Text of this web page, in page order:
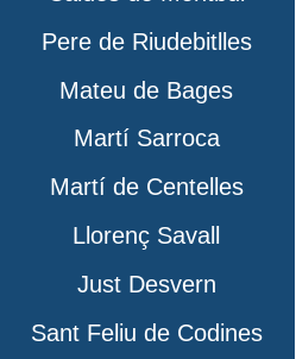
Pere de Riudebitlles
Mateu de Bages
Martí Sarroca
Martí de Centelles
Llorenç Savall
Just Desvern
Sant Feliu de Codines